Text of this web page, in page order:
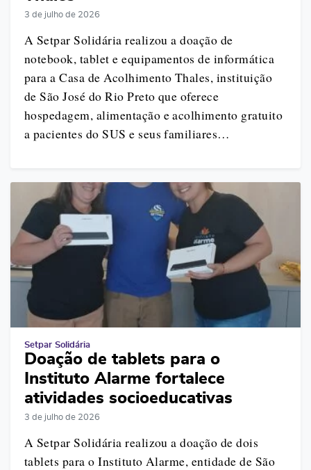
3 de julho de 2026
A Setpar Solidária realizou a doação de
notebook, tablet e equipamentos de informática
para a Casa de Acolhimento Thales, instituição
de São José do Rio Preto que oferece
hospedagem, alimentação e acolhimento gratuito
a pacientes do SUS e seus familiares…
Setpar Solidária
Doação de tablets para o
Instituto Alarme fortalece
atividades socioeducativas
3 de julho de 2026
A Setpar Solidária realizou a doação de dois
tablets para o Instituto Alarme, entidade de São